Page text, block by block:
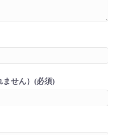
ません）(必須)